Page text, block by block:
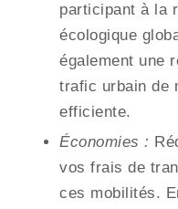
participant à la
écologique
également une
trafic urbain de
efficiente.
Économies :
vos frais de
ces mobilités.